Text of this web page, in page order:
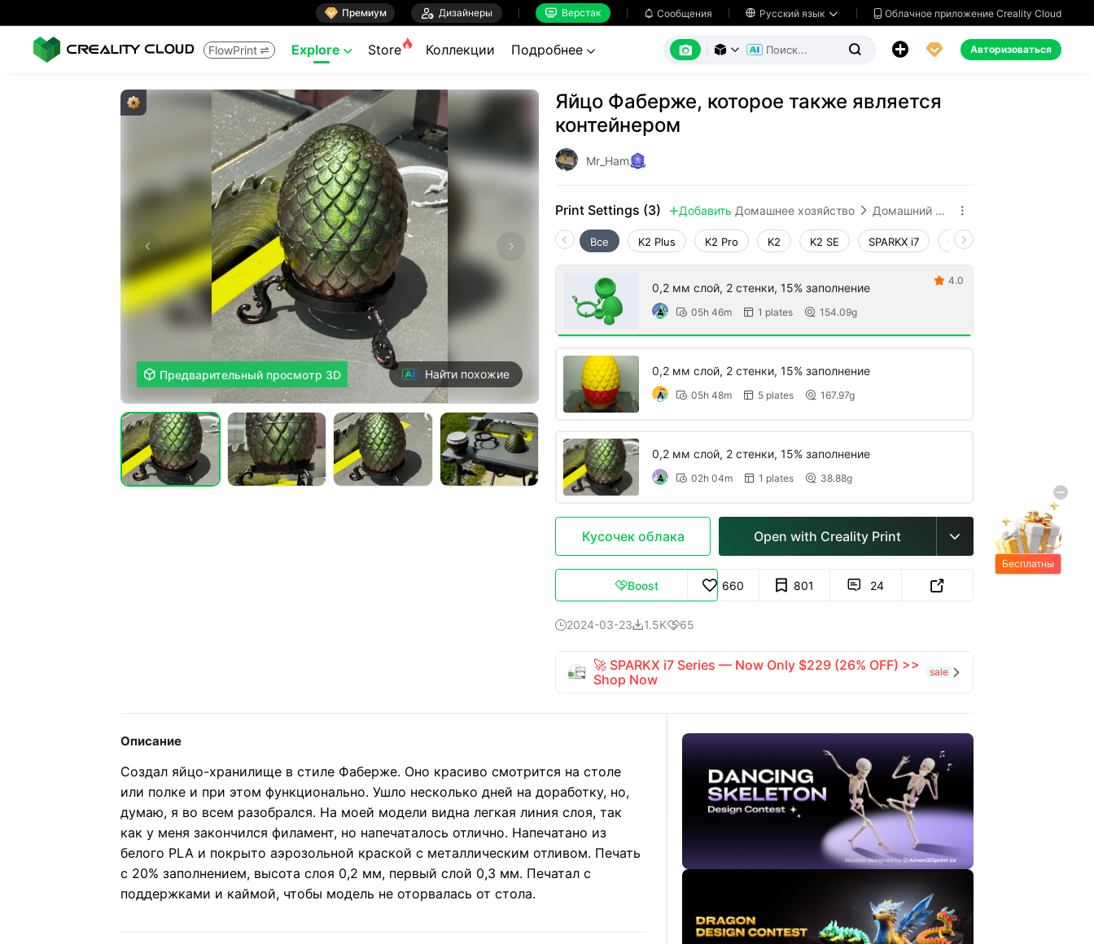
 Премиум  Дизайнеры  Верстак  Сообщения  Русский язык   Облачное приложение Creality Cloud
FlowPrint  Explore  Store Коллекции Подробнее        Авторизоваться
 Предварительный просмотр 3D Найти похожие
Яйцо Фаберже, которое также является
контейнером
Mr_Ham
Print Settings (3)  Добавить Домашнее хозяйство  Домашний декор и украшения 
Все K2 Plus K2 Pro K2 K2 SE SPARKX i7 Creality Hi
0,2 мм слой, 2 стенки, 15% заполнение
 05h 46m  1 plates  154.09g
 4.0
0,2 мм слой, 2 стенки, 15% заполнение
 05h 48m  5 plates  167.97g
0,2 мм слой, 2 стенки, 15% заполнение
 02h 04m  1 plates  38.88g
Кусочек облака Open with Creality Print 
Boost 660 801  24 
2024-03-231.5K65
🚀 SPARKX i7 Series — Now Only $229 (26% OFF) >>
Shop Now
sale 
Описание
Создал яйцо-хранилище в стиле Фаберже. Оно красиво смотрится на столе
или полке и при этом функционально. Ушло несколько дней на доработку, но,
думаю, я во всем разобрался. На моей модели видна легкая линия слоя, так
как у меня закончился филамент, но напечаталось отлично. Напечатано из
белого PLA и покрыто аэрозольной краской с металлическим отливом. Печать
с 20% заполнением, высота слоя 0,2 мм, первый слой 0,3 мм. Печатал с
поддержками и каймой, чтобы модель не оторвалась от стола.
Бесплатны